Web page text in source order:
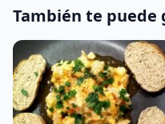
También te puede